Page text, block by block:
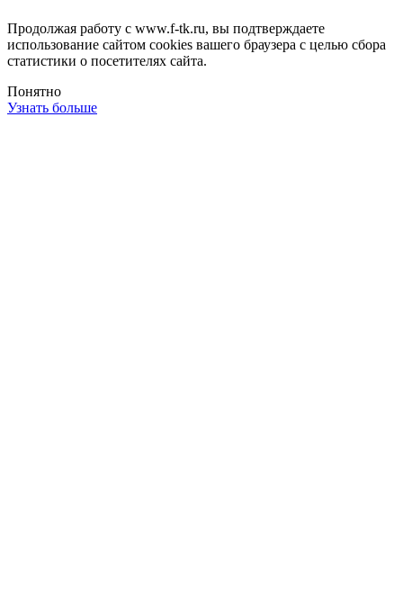
Продолжая работу с www.f-tk.ru, вы подтверждаете
использование сайтом cookies вашего браузера с целью сбора
статистики о посетителях сайта.
Понятно
Узнать больше